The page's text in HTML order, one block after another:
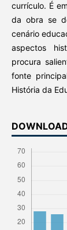
currículo. É
da obra se
cenário
aspectos
procura
fonte
História da